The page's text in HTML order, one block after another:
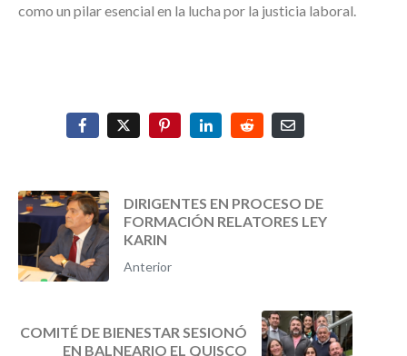
como un pilar esencial en la lucha por la justicia laboral.
DIRIGENTES EN PROCESO DE
FORMACIÓN RELATORES LEY
KARIN
Anterior
COMITÉ DE BIENESTAR SESIONÓ
EN BALNEARIO EL QUISCO